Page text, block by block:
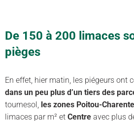
De 150 à 200 limaces
pièges
En effet, hier matin, les piégeurs ont
dans un peu plus d’un tiers des
tournesol, les zones Poitou-
limaces par m² et Centre avec plus